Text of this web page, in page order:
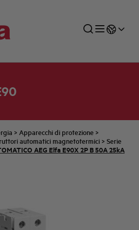
> Apparecchi di protezione >
automatici magnetotermici > Serie
AEG Elfa E90X 2P B 50A 25kA